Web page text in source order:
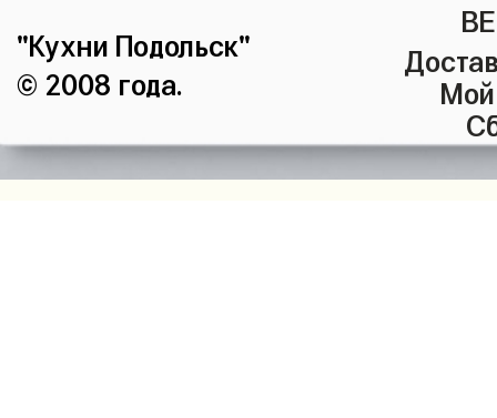
"Кухни Подольск"
© 2008 года.